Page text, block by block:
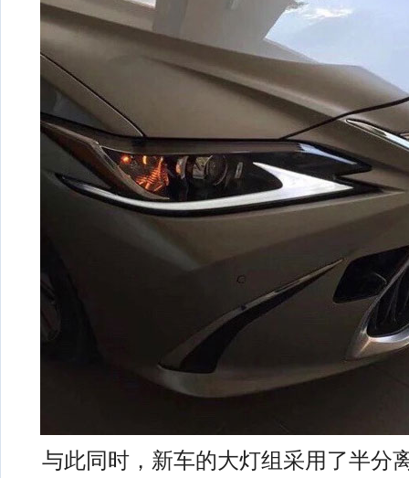
与此同时，新车的大灯组采用了半分